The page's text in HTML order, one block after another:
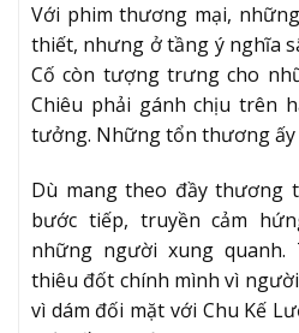
Với phim thương mại,
thiết, nhưng ở tầng ý nghĩa
Cố còn tượng trưng cho
Chiêu phải gánh chịu trên
tưởng. Những tổn thương ấy
Dù mang theo đầy thương
bước tiếp, truyền cảm
những người xung quanh.
thiêu đốt chính mình vì
vì dám đối mặt với Chu Kế